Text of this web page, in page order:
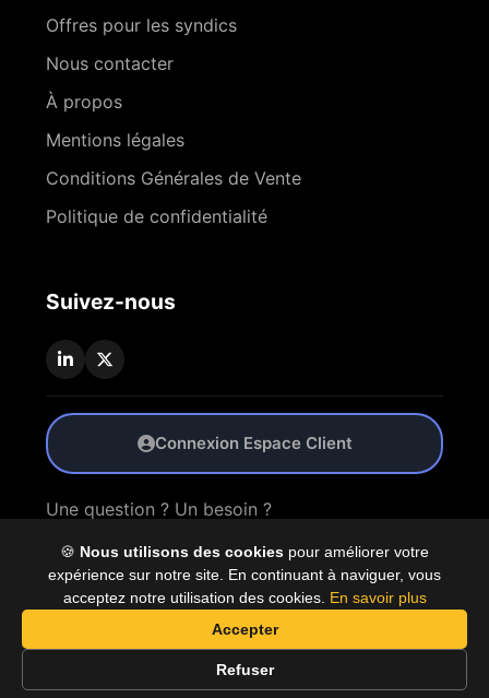
🍪 Nous utilisons des cookies pour améliorer votre
expérience sur notre site. En continuant à naviguer, vous
acceptez notre utilisation des cookies. En savoir plus
Accepter
Refuser
Offres pour les syndics
Nous contacter
À propos
Mentions légales
Conditions Générales de Vente
Politique de confidentialité
Suivez-nous
Connexion Espace Client
Une question ? Un besoin ?
Nous Contacter
© 2026 Coproly. Tous droits réservés.